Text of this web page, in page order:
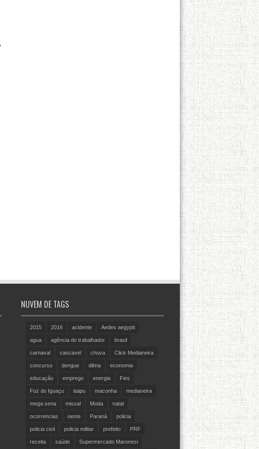
NUVEM DE TAGS
2015 2016 acidente Aedes aegypti
agua agência do trabalhador brasil
carnaval cascavel chuva Click Medianeira
concurso dengue dilma economia
educação emprego energia Fies
Foz do Iguaçu itaipu maconha medianeira
mega sena missal Moda natal
ocorrencias oeste Paraná policia
policia civil policia militar prefeito PRF
receita saúde Supermercado Maronesi